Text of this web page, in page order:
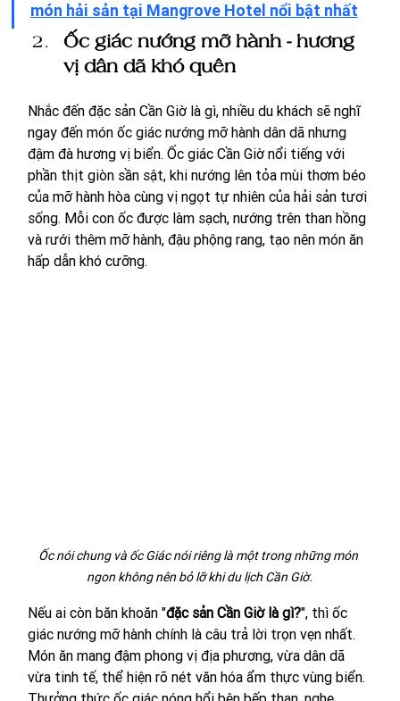
món hải sản tại Mangrove Hotel nổi bật nhất
Ốc giác nướng mỡ hành - hương
vị dân dã khó quên
Nhắc đến đặc sản Cần Giờ là gì, nhiều du khách sẽ nghĩ
ngay đến món ốc giác nướng mỡ hành dân dã nhưng
đậm đà hương vị biển. Ốc giác Cần Giờ nổi tiếng với
phần thịt giòn sần sật, khi nướng lên tỏa mùi thơm béo
của mỡ hành hòa cùng vị ngọt tự nhiên của hải sản tươi
sống. Mỗi con ốc được làm sạch, nướng trên than hồng
và rưới thêm mỡ hành, đậu phộng rang, tạo nên món ăn
hấp dẫn khó cưỡng.
Ốc nói chung và ốc Giác nói riêng là một trong những món
ngon không nên bỏ lỡ khi du lịch Cần Giờ.
Nếu ai còn băn khoăn "đặc sản Cần Giờ là gì?", thì ốc
giác nướng mỡ hành chính là câu trả lời trọn vẹn nhất.
Món ăn mang đậm phong vị địa phương, vừa dân dã
vừa tinh tế, thể hiện rõ nét văn hóa ẩm thực vùng biển.